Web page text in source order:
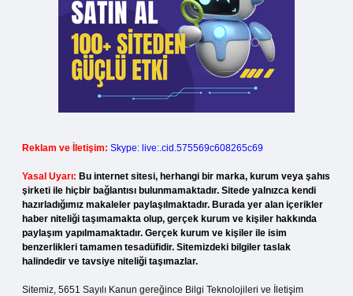
Reklam ve İletişim: Skype: live:.cid.575569c608265c69
Yasal Uyarı: Bu internet sitesi, herhangi bir marka, kurum veya şahıs
şirketi ile hiçbir bağlantısı bulunmamaktadır. Sitede yalnızca kendi
hazırladığımız makaleler paylaşılmaktadır. Burada yer alan içerikler
haber niteliği taşımamakta olup, gerçek kurum ve kişiler hakkında
paylaşım yapılmamaktadır. Gerçek kurum ve kişiler ile isim
benzerlikleri tamamen tesadüfidir. Sitemizdeki bilgiler taslak
halindedir ve tavsiye niteliği taşımazlar.
Sitemiz, 5651 Sayılı Kanun gereğince Bilgi Teknolojileri ve İletişim